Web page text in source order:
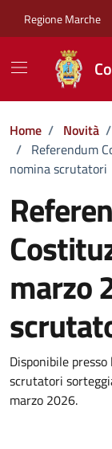
Regione Marche
Home / Novità /
/ Referendum
nomina scrutatori
marzo
Dettagli
Disponibile
scrutatori
marzo 2026.